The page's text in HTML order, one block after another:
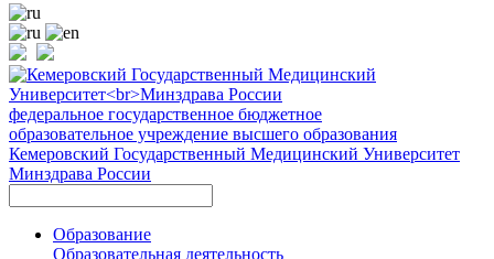
федеральное государственное бюджетное
образовательное учреждение высшего образования
Кемеровский Государственный Медицинский Университет
Минздрава России
Образование
Образовательная деятельность